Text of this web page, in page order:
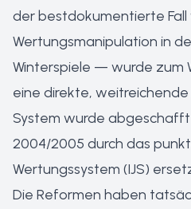
der bestdokumentierte Fall
Wertungsmanipulation in
Winterspiele — wurde zum
eine direkte, weitreichende
System wurde abgeschafft
2004/2005 durch das
Wertungssystem (IJS)
Die Reformen haben